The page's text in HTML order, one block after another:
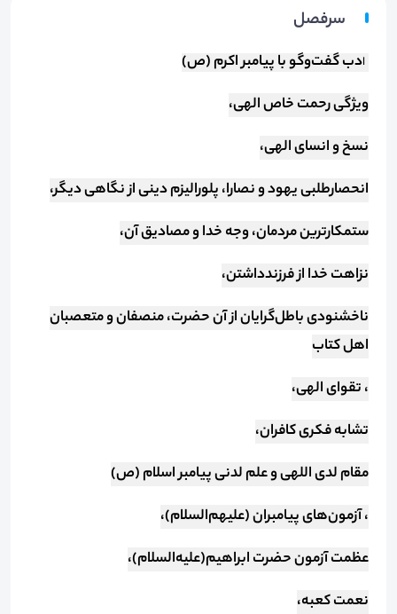
سرفصل
ادب گفت‌وگو با پیامبر اکرم (ص)
ویژگی رحمت خاص الهی،
نسخ و انسای الهی،
انحصارطلبی یهود و نصارا، پلورالیزم دینی از نگاهی دیگر،
ستمکارترین مردمان، وجه خدا و مصادیق آن،
نزاهت خدا از فرزند‌داشتن،
ناخشنودی باطل‌گرایان از آن حضرت، منصفان و متعصبان
اهل کتاب
، تقوای الهی،
تشابه فکری کافران،
مقام لدی اللهی و علم لدنی پیامبر اسلام (ص)
، آزمون‌های پیامبران (علیهم‌السلام)،
عظمت آزمون حضرت ابراهیم(علیه‌السلام)،
نعمت کعبه،